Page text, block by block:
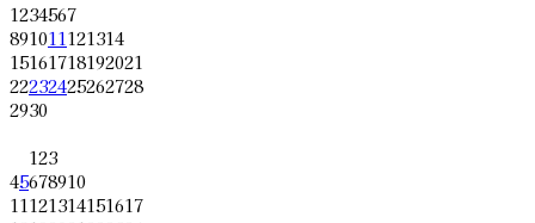
1234567
891011121314
15161718192021
22232425262728
2930
123
45678910
11121314151617